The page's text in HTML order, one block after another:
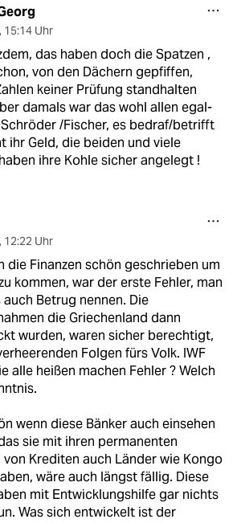
, 15:14 Uhr
das haben doch die Spatzen ,
von den Dächern gepfiffen,
keiner Prüfung standhalten
damals war das wohl allen egal-
/Fischer, es bedraf/betrifft
ihr Geld, die beiden und viele
ihre Kohle sicher angelegt !
, 12:22 Uhr
die Finanzen schön geschrieben um
kommen, war der erste Fehler, man
Betrug nennen. Die
die Griechenland dann
wurden, waren sicher berechtigt,
Folgen fürs Volk. IWF
alle heißen machen Fehler ? Welch
wenn diese Bänker auch einsehen
sie mit ihren permanenten
von Krediten auch Länder wie Kongo
wäre auch längst fällig. Diese
mit Entwicklungshilfe gar nichts
Was sich entwickelt ist der